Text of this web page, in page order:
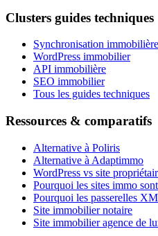
Clusters guides techniques
Synchronisation immobilière
WordPress immobilier
API immobilière
SEO immobilier
Tous les guides techniques
Ressources & comparatifs
Alternative à Poliris
Alternative à Adaptimmo
WordPress vs site
Pourquoi les sites immo
Pourquoi les passerelles
Site immobilier notaire
Site immobilier agence de